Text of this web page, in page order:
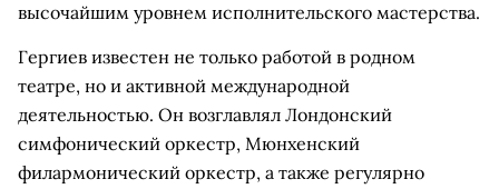
высочайшим уровнем исполнительского мастерства.
Гергиев известен не только работой в родном
театре, но и активной международной
деятельностью. Он возглавлял Лондонский
симфонический оркестр, Мюнхенский
филармонический оркестр, а также регулярно